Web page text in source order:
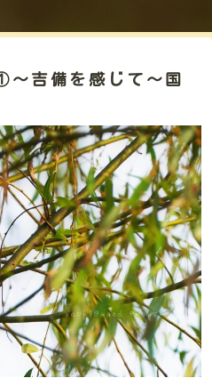
吉備を感じて～国